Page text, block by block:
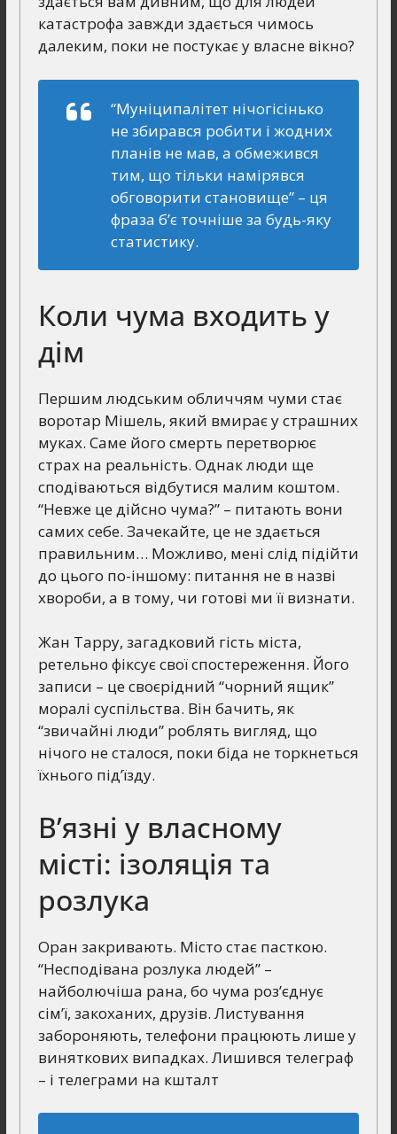
катастрофа завжди здається чимось
далеким, поки не постукає у власне вікно?
“Муніципалітет нічогісінько
не збирався робити і жодних
планів не мав, а обмежився
тим, що тільки намірявся
обговорити становище”– ця
фраза б’є точніше за будь-яку
статистику.
Коли чума входить у
дім
Першим людським обличчям чуми стає
воротар Мішель, який вмирає у страшних
муках. Саме його смерть перетворює
страх на реальність. Однак люди ще
сподіваються відбутися малим коштом.
“Невже це дійсно чума?” – питають вони
самих себе. Зачекайте, це не здається
правильним… Можливо, мені слід підійти
до цього по-іншому: питання не в назві
хвороби, а в тому, чи готові ми її визнати.
Жан Тарру, загадковий гість міста,
ретельно фіксує свої спостереження. Його
записи – це своєрідний “чорний ящик”
моралі суспільства. Він бачить, як
“звичайні люди” роблять вигляд, що
нічого не сталося, поки біда не торкнеться
їхнього під’їзду.
В’язні у власному
місті: ізоляція та
розлука
Оран закривають. Місто стає пасткою.
“Несподівана розлука людей” –
найболючіша рана, бо чума роз’єднує
сім’ї, закоханих, друзів. Листування
забороняють, телефони працюють лише у
виняткових випадках. Лишився телеграф
– і телеграми на кшталт